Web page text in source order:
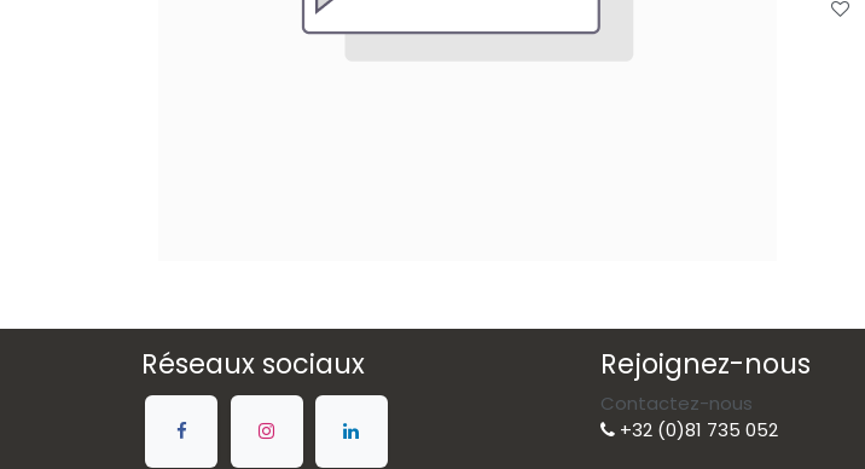
Réseaux sociaux Rejoignez-nous
Contactez-nous
+32 (0)81 735 052